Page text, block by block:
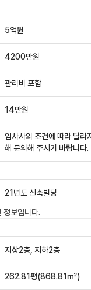
5억원
4200만원
관리비 포함
14만원
임차사의 조건에 따라 달라
해 문의해 주시기 바랍니다.
21년도 신축빌딩
정보입니다.
지상2층, 지하2층
262.81평(868.81㎡)